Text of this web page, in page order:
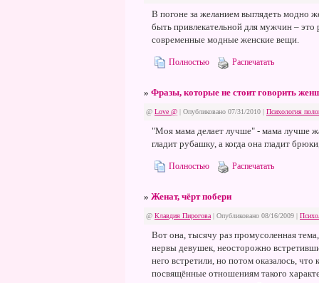
В погоне за желанием выглядеть
быть привлекательной для мужчин –
современные модные женские вещи.
Полностью Распечатать
» Фразы, которые не стоит говорить
@ Love @ | Опубликовано 07/31/2010 | Психология
"Моя мама делает лучше" - мама лучше
гладит рубашку, а когда она гладит
Полностью Распечатать
» Женат, чёрт побери
@ Клавдия Пирогова| Опубликовано 08/16/2009 |
Вот она, тысячу раз промусоленная
нервы девушек, неосторожно
него встретили, но потом оказалось,
посвящённые отношениям такого